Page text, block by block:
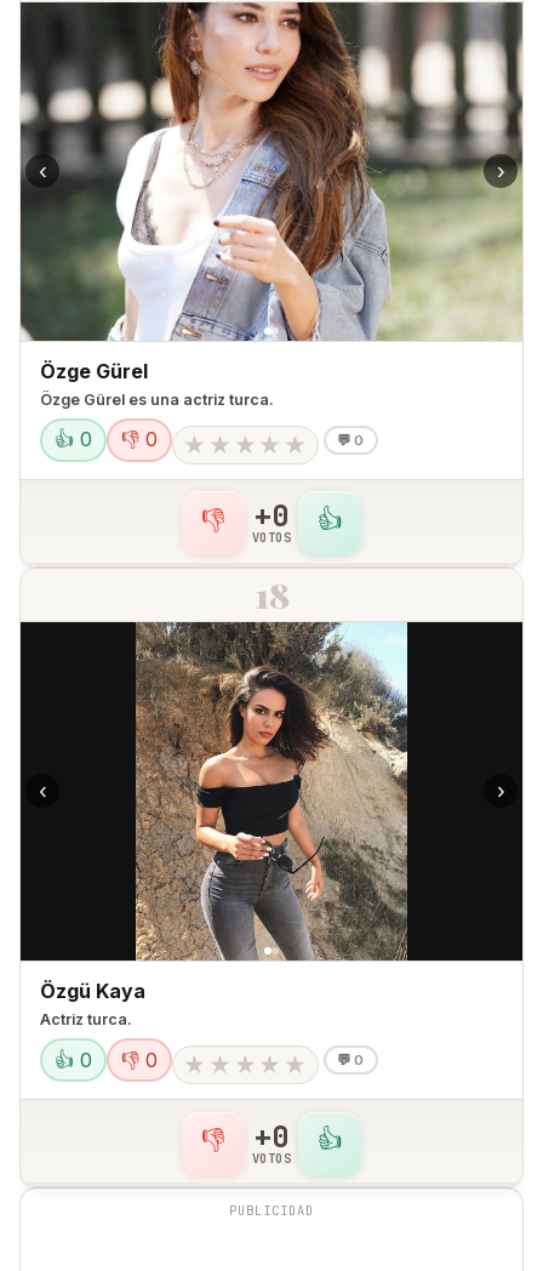
‹ ›
Özge Gürel
Özge Gürel es una actriz turca.​
👍 0 👎 0 ★ ★ ★ ★ ★ 💬 0
👍
+0
VOTOS
👎
18
‹ ›
Özgü Kaya
Actriz turca.
👍 0 👎 0 ★ ★ ★ ★ ★ 💬 0
👍
+0
VOTOS
👎
PUBLICIDAD